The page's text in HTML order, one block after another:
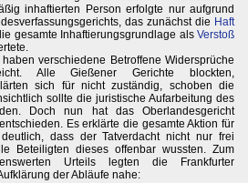
inhaftierten Person erfolgte nur aufgrund
das zunächst die Haft
gesamte Inhaftierungsgrundlage alsVerstoß
verschiedene Betroffene Widersprüche
Alle Gießener Gerichte blockten,
sich für nicht zuständig, schoben die
sollte die juristische Aufarbeitung des
Doch nun hat das Oberlandesgericht
Es erklärte die gesamte Aktion für
dass der Tatverdacht nicht nur frei
Beteiligten dieses offenbar wussten. Zum
Urteils legten die Frankfurter
der Abläufe nahe: